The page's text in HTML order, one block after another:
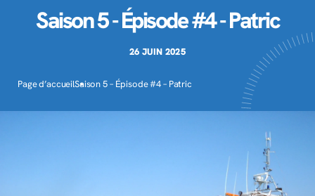
Saison 5 - Épisode #4 - Patric
26 JUIN 2025
Page d’accueilSaison 5 – Épisode #4 – Patric